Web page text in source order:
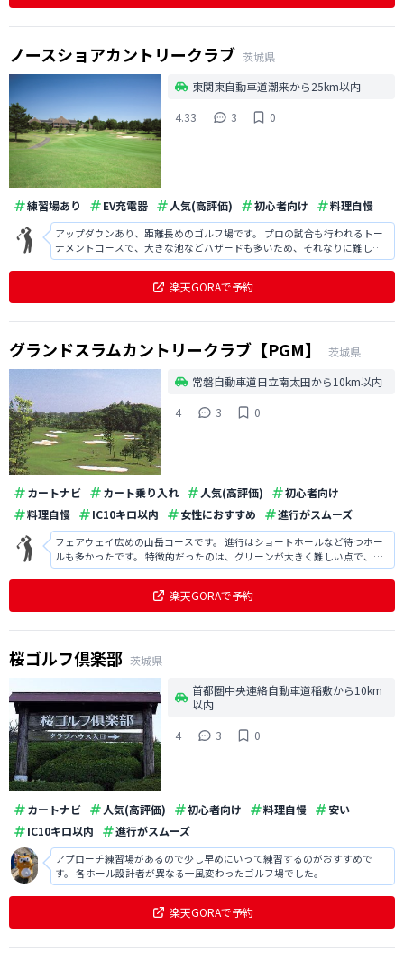
ノースショアカントリークラブ 茨城県
東関東自動車道潮来から25km以内
4.33
3 0
練習場あり EV充電器 人気(高評価) 初心者向け 料理自慢
アップダウンあり、距離長めのゴルフ場です。 プロの試合も行われるトー
ナメントコースで、大きな池などハザードも多いため、それなりに難しい
です。 距離は6.400Yとなっていますが、打ち下ろしが多く、表示ほどの距
ったので、また伺いたいで楽天GORAで予約
グランドスラムカントリークラブ【PGM】
茨城県
常磐自動車道日立南太田から10km以内
4
3 0
カートナビ カート乗り入れ 人気(高評価)
初心者向け
料理自慢
IC10キロ以内 女性におすすめ 進行がスムーズ
フェアウェイ広めの山岳コースです。 進行はショートホールなど待つホー
ルも多かったです。 特徴的だったのは、グリーンが大きく難しい点で、パ
ット数はそれなりに増えると思います。 食事、コースは良かったので、練
楽天GORAで予約
桜ゴルフ倶楽部 茨城県
首都圏中央連絡自動車道稲敷から10km
以内
4
3 0
カートナビ 人気(高評価) 初心者向け 料理自慢
安い
IC10キロ以内
進行がスムーズ
アプローチ練習場があるので少し早めにいって練習するのがおすすめで
す。 各ホール設計者が異なる一風変わったゴルフ場でした。
楽天GORAで予約